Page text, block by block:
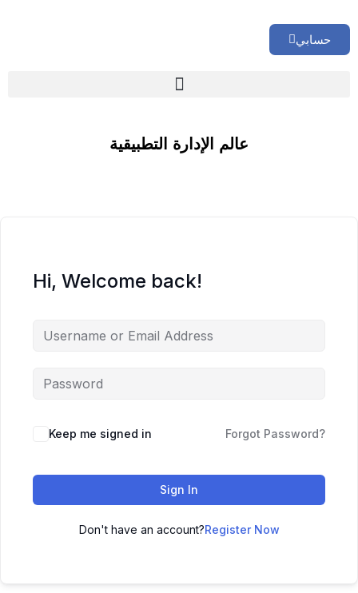
حسابي
عالم الإدارة التطبيقية
Hi, Welcome back!
Keep me signed in Forgot Password?
Sign In
Don't have an account?Register Now